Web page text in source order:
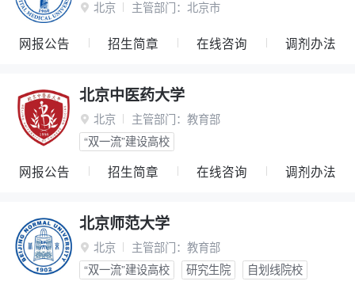
 北京 主管部门： 北京市
网报公告 招生简章 在线咨询 调剂办法
北京中医药大学
 北京 主管部门： 教育部
“双一流”建设高校
网报公告 招生简章 在线咨询 调剂办法
北京师范大学
 北京 主管部门： 教育部
“双一流”建设高校
研究生院 自划线院校